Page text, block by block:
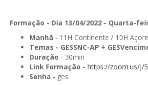
GESElevador
Formação - Dia 13/04/2022 - Quarta-
Manhã - 11H Continente / 10H
Temas - GESSNC-AP +
Duração - 30min
Link Formação - https://zoom.us/j/
Senha - ges